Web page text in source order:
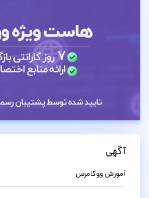
آگهی
آموزش ووکامرس